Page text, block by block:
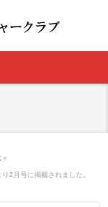
»
2月号に掲載されました。